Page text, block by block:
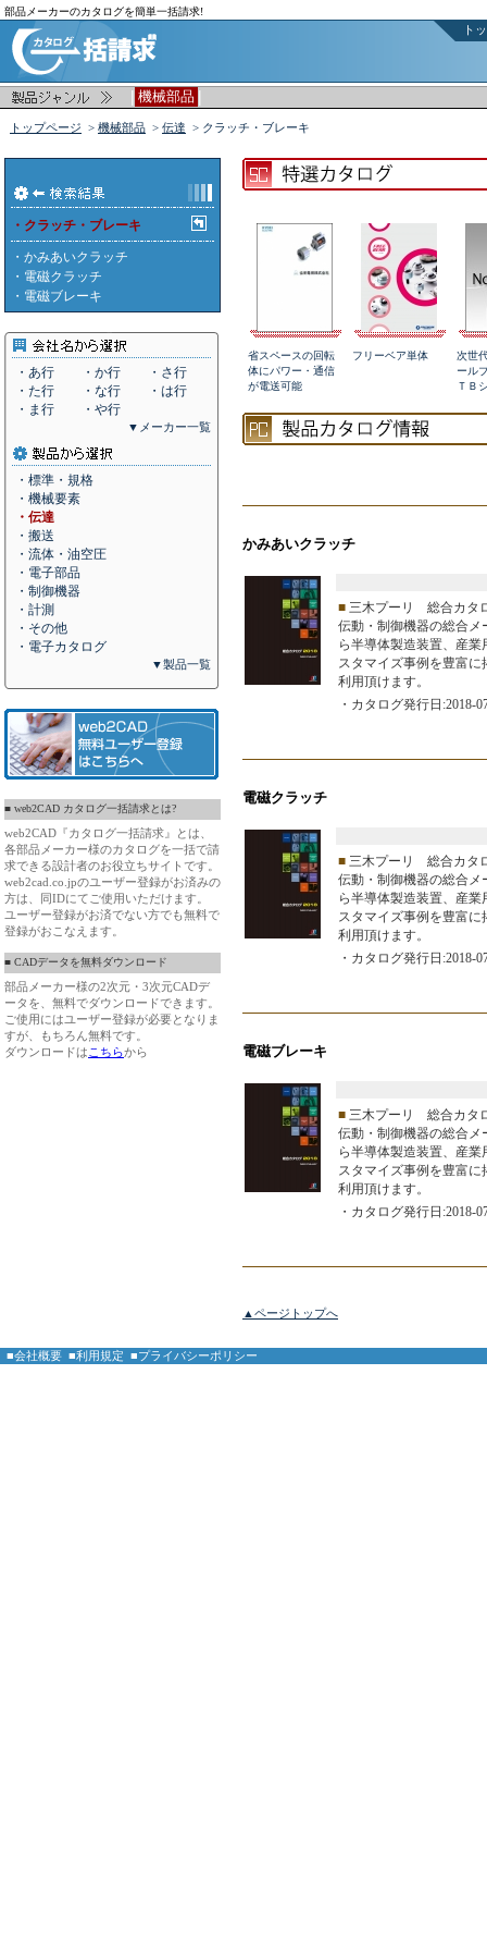
部品メーカーのカタログを簡単一括請求!
ト
| 機械部品 |
トップページ > 機械部品 > 伝達 > クラッチ・ブレーキ
・クラッチ・ブレーキ
・ かみあいクラッチ
・ 電磁クラッチ
・ 電磁ブレーキ
・あ行 ・か行
・さ行
・た行
・な行
・は行
・ま行
・や行
▼メーカー一覧
・標準・規格
・機械要素
・伝達
・搬送
・流体・油空圧
・電子部品
・制御機器
・計測
・その他
・電子カタログ
▼製品一覧
■ web2CAD カタログ一括請求とは?
web2CAD『カタログ一括請求』とは、
各部品メーカー様のカタログを一括で請
求できる設計者のお役立ちサイトです。
web2cad.co.jpのユーザー登録がお済みの
方は、同IDにてご使用いただけます。
ユーザー登録がお済でない方でも無料で
登録がおこなえます。
■ CADデータを無料ダウンロード
部品メーカー様の2次元・3次元CADデ
ータを、無料でダウンロードできます。
ご使用にはユーザー登録が必要となりま
すが、もちろん無料です。
ダウンロードは こちらから
省スペースの回転
体にパワー・通信
が電送可能
フリーベア単体
次世
ール
ＴＢ
かみあいクラッチ
■ 三木プーリ 総合カタ
伝動・制御機器の総合
ら半導体製造装置、産
スタマイズ事例を豊富
利用頂けます。
・カタログ発行日:2018-
電磁クラッチ
■ 三木プーリ 総合カタ
伝動・制御機器の総合
ら半導体製造装置、産
スタマイズ事例を豊富
利用頂けます。
・カタログ発行日:2018-
電磁ブレーキ
■ 三木プーリ 総合カタ
伝動・制御機器の総合
ら半導体製造装置、産
スタマイズ事例を豊富
利用頂けます。
・カタログ発行日:2018-
▲ページトップへ
■会社概要 ■利用規定 ■プライバシーポリシー